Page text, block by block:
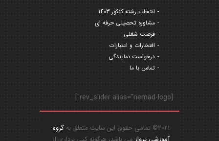
انتخاب رشته کنکور 1403
مشاوره تحصیلی حرفه ای
فرصت شغلی
افتخارات و اعتبارات
درخواست نمایندگی
تماس با ما
[rev_slider alias="nemad-logo"]
2021© تمامی حقوق این سایت متعلق به
گروه